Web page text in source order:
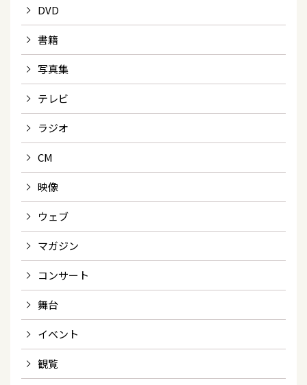
DVD
書籍
写真集
テレビ
ラジオ
CM
映像
ウェブ
マガジン
コンサート
舞台
イベント
観覧